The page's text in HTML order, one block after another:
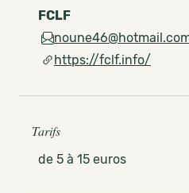
FCLF
https://fclf.info/
Tarifs
de 5 à 15 euros